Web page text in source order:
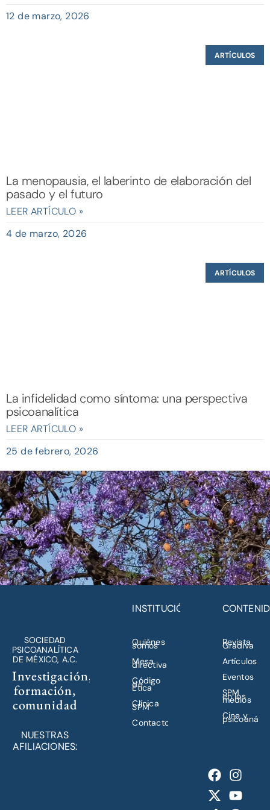
12 de marzo, 2026
ARTÍCULOS
La menopausia, el laberinto de elaboración del
pasado y el futuro
LEER ARTÍCULO »
4 de marzo, 2026
ARTÍCULOS
La infidelidad como síntoma: una perspectiva
psicoanalítica
LEER ARTÍCULO »
25 de febrero, 2026
SOCIEDAD
PSICOANALÍTICA
DE MÉXICO, A.C.
Investigación,
formación,
comunidad
NUESTRAS
AFILIACIONES:
INSTITUCIÓN
Quiénes
somos
Mesa
directiva
Código
de
Ética
Clínica
SPM
Contacto
Revista
Gradiva
Artículos
Eventos
SPM
en los
medios
Cine y